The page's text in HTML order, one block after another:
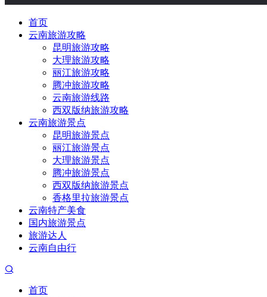
首页
云南旅游攻略
昆明旅游攻略
大理旅游攻略
丽江旅游攻略
腾冲旅游攻略
云南旅游线路
西双版纳旅游攻略
云南旅游景点
昆明旅游景点
丽江旅游景点
大理旅游景点
腾冲旅游景点
西双版纳旅游景点
香格里拉旅游景点
云南特产美食
国内旅游景点
旅游达人
云南自由行
首页